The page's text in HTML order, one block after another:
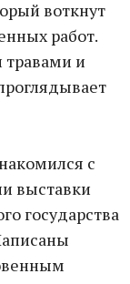
воткнут
работ.
травами и
с
выставки
государства